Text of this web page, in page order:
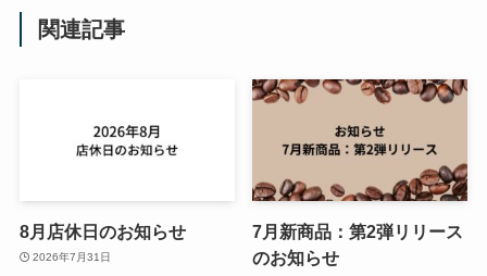
関連記事
8月店休日のお知らせ
2026年7月31日
7月新商品：第2弾リリース
のお知らせ